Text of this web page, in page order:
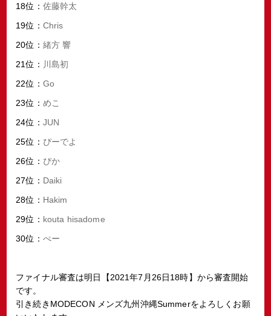
18位： 佐藤幹太
19位： Chris
20位： 緒方 響
21位： 川島初
22位： Go
23位： めこ
24位： JUN
25位： ぴーでよ
26位： ぴか
27位： Daiki
28位： Hakim
29位： kouta hisadome
30位： ぺー
ファイナル審査は明日【2021年7月26日18時】から審査開始
です。
引き続きMODECON メンズ九州沖縄Summerをよろしくお願